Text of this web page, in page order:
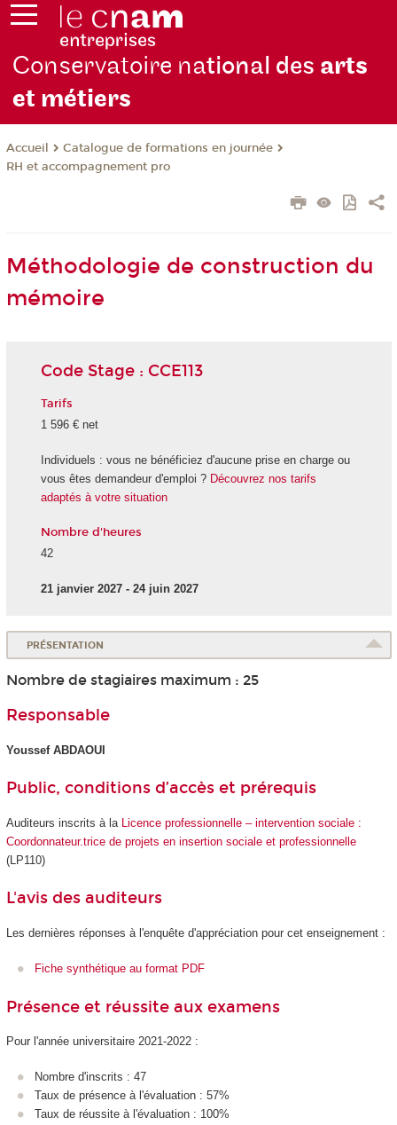
Conservatoire national des arts
et métiers
Accueil
Catalogue de formations en journée
RH et accompagnement pro
Méthodologie de construction du
mémoire
Code Stage : CCE113
Tarifs
1 596 € net
Individuels : vous ne bénéficiez d'aucune prise en charge ou
vous êtes demandeur d'emploi ? Découvrez nos tarifs
adaptés à votre situation
Nombre d'heures
42
21 janvier 2027 - 24 juin 2027
PRÉSENTATION
Nombre de stagiaires maximum : 25
Responsable
Youssef ABDAOUI
Public, conditions d’accès et prérequis
Auditeurs inscrits à la Licence professionnelle – intervention sociale :
Coordonnateur.trice de projets en insertion sociale et professionnelle
(LP110)
L'avis des auditeurs
Les dernières réponses à l'enquête d'appréciation pour cet enseignement :
Fiche synthétique au format PDF
Présence et réussite aux examens
Pour l'année universitaire 2021-2022 :
Nombre d'inscrits : 47
Taux de présence à l'évaluation : 57%
Taux de réussite à l'évaluation : 100%